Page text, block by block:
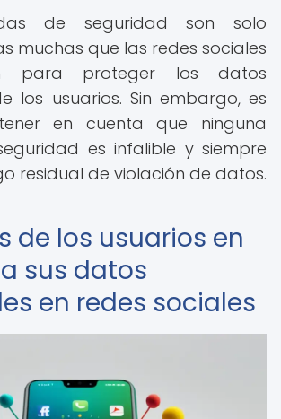
de seguridad son solo
muchas que las redes sociales
para proteger los datos
los usuarios. Sin embargo, es
en cuenta que ninguna
es infalible y siempre
residual de violación de datos.
de los usuarios en
sus datos
en redes sociales